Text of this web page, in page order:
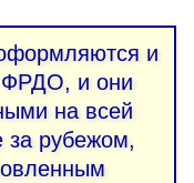
и
ФРДО, и они
на всей
за рубежом,